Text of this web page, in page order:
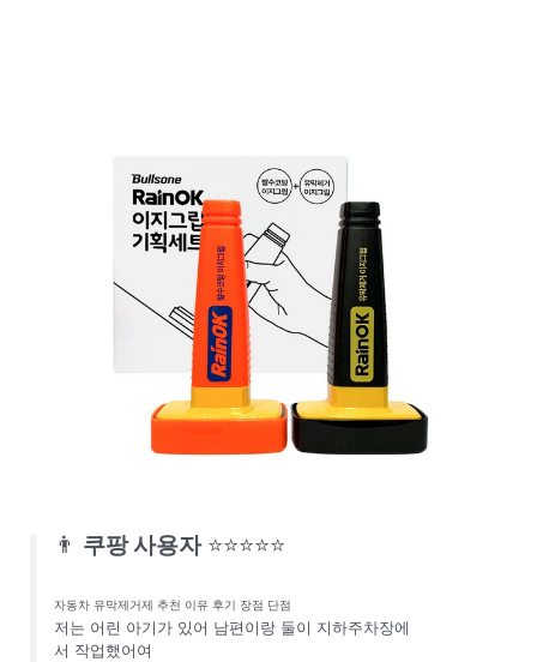
👨 쿠팡 사용자 ⭐⭐⭐⭐⭐
자동차 유막제거제 추천 이유 후기 장점 단점
저는 어린 아기가 있어 남편이랑 둘이 지하주차장에
서 작업했어여